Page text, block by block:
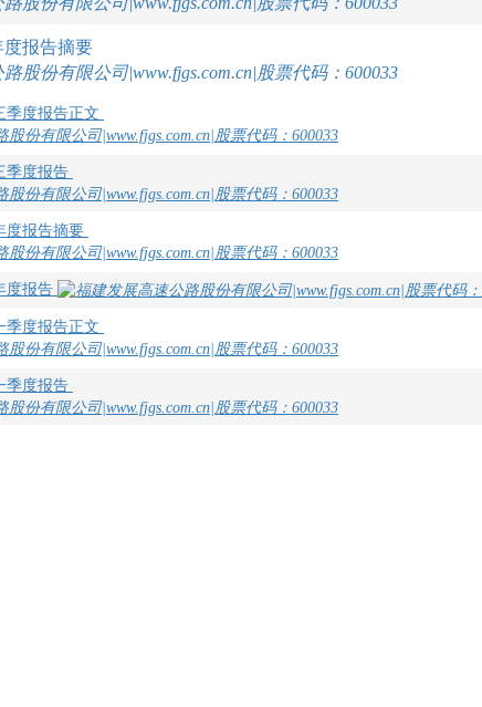
度报告摘要
季度报告正文
季度报告
度报告摘要
度报告
季度报告正文
季度报告